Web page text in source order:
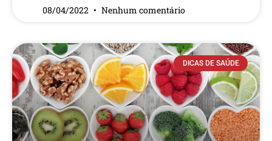
08/04/2022 Nenhum comentário
DICAS DE SAÚDE